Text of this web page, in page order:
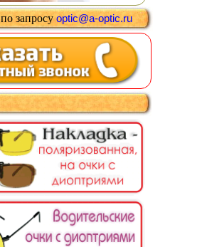
по запросуoptic@a-optic.ru